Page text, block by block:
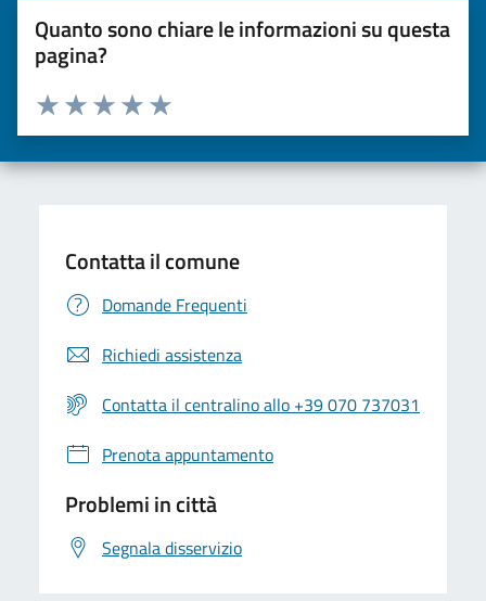
Quanto sono chiare le informazioni su questa
pagina?
Valuta da 1 a 5 stelle la pagina
Valuta 5 stelle su 5
Valuta 4 stelle su 5
Valuta 3 stelle su 5
Valuta 2 stelle su 5
Valuta una stella su 5
Contatta il comune
Domande Frequenti
Richiedi assistenza
Contatta il centralino allo +39 070 737031
Prenota appuntamento
Problemi in città
Segnala disservizio